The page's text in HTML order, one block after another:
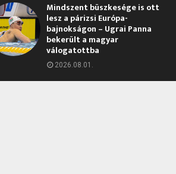
Mindszent büszkesége is ott
lesz a párizsi Európa-
bajnokságon – Ugrai Panna
bekerült a magyar
válogatottba
2026.08.01.